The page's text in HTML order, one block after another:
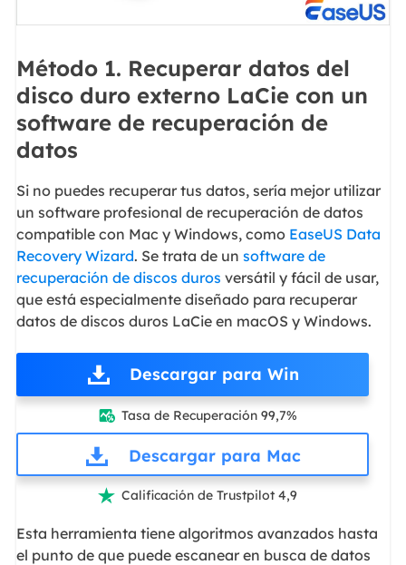
Método 1. Recuperar datos del
disco duro externo LaCie con un
software de recuperación de
datos
Si no puedes recuperar tus datos, sería mejor utilizar
un software profesional de recuperación de datos
compatible con Mac y Windows, como EaseUS Data
Recovery Wizard. Se trata de un software de
recuperación de discos duros versátil y fácil de usar,
que está especialmente diseñado para recuperar
datos de discos duros LaCie en macOS y Windows.
Descargar para Win
 Tasa de Recuperación 99,7%
Descargar para Mac
 Calificación de Trustpilot 4,9
Esta herramienta tiene algoritmos avanzados hasta
el punto de que puede escanear en busca de datos